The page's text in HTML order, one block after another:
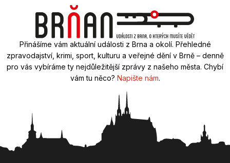
Přinášíme vám aktuální události z Brna a okolí. Přehledné
zpravodajství, krimi, sport, kulturu a veřejné dění v Brně – denně
pro vás vybíráme ty nejdůležitější zprávy z našeho města. Chybí
vám tu něco? Napište nám.